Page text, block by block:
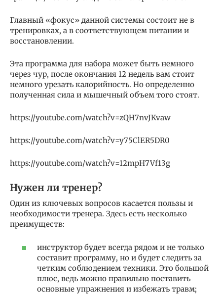
Главный «фокус» данной системы состоит не в
тренировках, а в соответствующем питании и
восстановлении.
Эта программа для набора может быть немного
через чур, после окончания 12 недель вам стоит
немного урезать калорийность. Но определенно
полученная сила и мышечный объем того стоят.
https://youtube.com/watch?v=zQH7nvJKvaw
https://youtube.com/watch?v=y75ClER5DR0
https://youtube.com/watch?v=12mpH7Vf13g
Нужен ли тренер?
Один из ключевых вопросов касается пользы и
необходимости тренера. Здесь есть несколько
преимуществ:
инструктор будет всегда рядом и не только
составит программу, но и будет следить за
четким соблюдением техники. Это большой
плюс, ведь можно правильно поставить
основные упражнения и избежать травм;